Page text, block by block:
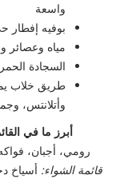
واسعة
بوفيه
مياه وعصائر
السجادة
طريق خلاب
وأتلانتس،
أبرز ما في
رومي، أجبان،
قائمة الشواء: أسياخ